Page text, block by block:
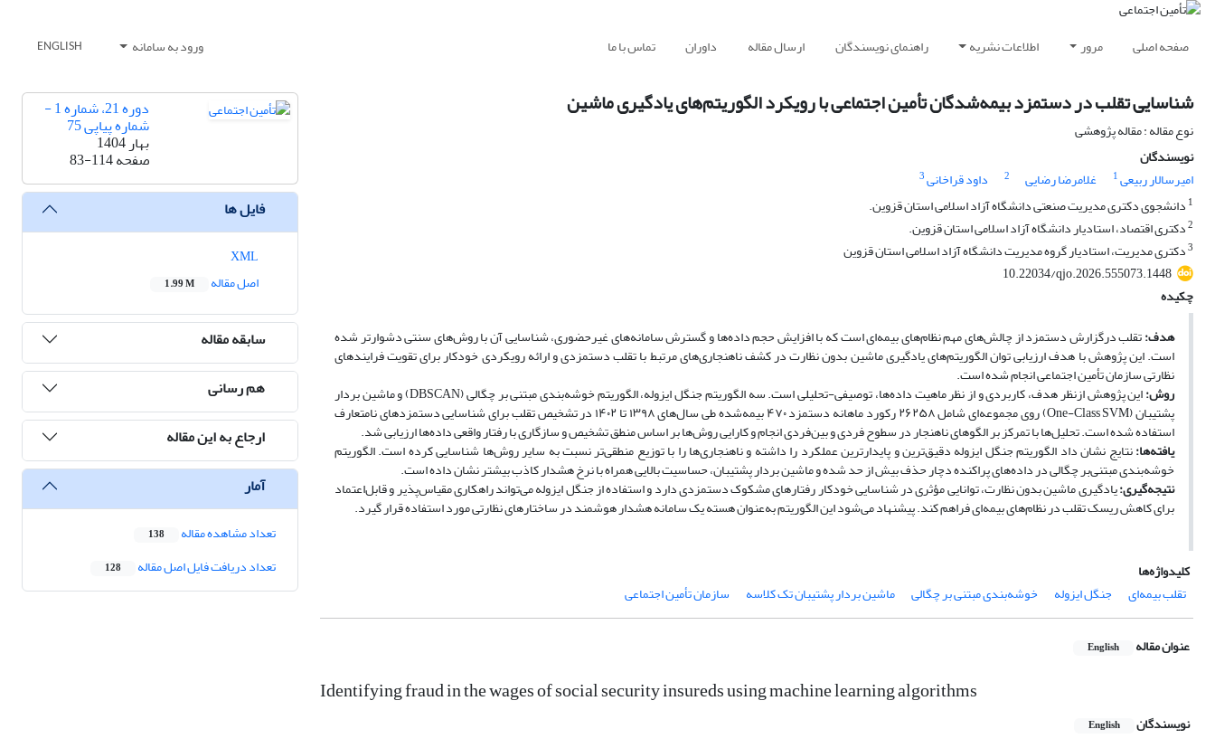
صفحه اصلی مرور اطلاعات نشریه راهنمای نویسندگان ارسال مقاله داوران تماس با ما ورود به سامانه ENGLISH
شناسایی تقلب در دستمزد بیمه‌شدگان تأمین اجتماعی با رویکرد الگوریتم‌های یادگیری ماشین
نوع مقاله : مقاله پژوهشی
نویسندگان
امیرسالار ربیعی1 غلامرضا رضایی 2 داود قراخانی3
1 دانشجوی دکتری مدیریت صنعتی دانشگاه آزاد اسلامی استان قزوین.
2دکتری اقتصاد، استادیار دانشگاه آزاد اسلامی استان قزوین.
3دکتری مدیریت، استادیار گروه مدیریت دانشگاه آزاد اسلامی استان قزوین
10.22034/qjo.2026.555073.1448
چکیده
هدف:تقلب درگزارش دستمزد از چالش‌های مهم نظام‌های بیمه‌ای است که با افزایش حجم داده‌ها و گسترش سامانه‌های غیرحضوری، شناسایی آن با روش‌های سنتی دشوارتر شده
است. این پژوهش با هدف ارزیابی توان الگوریتم‌های یادگیری ماشین بدون نظارت در کشف ناهنجاری‌های مرتبط با تقلب دستمزدی و ارائه رویکردی خودکار برای تقویت فرایندهای
نظارتی سازمان تأمین اجتماعی انجام شده است.
روش: این پژوهش ازنظر هدف، کاربردی و از نظر ماهیت داده‌ها، توصیفی-تحلیلی است. سه الگوریتم جنگل ایزوله، الگوریتم خوشه‌بندی مبتنی بر چگالی (DBSCAN) و ماشین بردار
پشتیبان (One-Class SVM) روی مجموعه‌ای شامل ۲۶۲۵۸ رکورد ماهانه دستمزد ۴۷۰ بیمه‌شده طی سال‌های ۱۳۹۸ تا ۱۴۰۲ در تشخیص تقلب برای شناسایی دستمزدهای نامتعارف
استفاده ‌شده است. تحلیل‌ها با تمرکز بر الگوهای ناهنجار در سطوح فردی و بین‌فردی انجام و کارایی روش‌ها بر اساس منطق تشخیص و سازگاری با رفتار واقعی داده‌ها ارزیابی شد.
یافته‌ها:نتایج نشان داد الگوریتم جنگل ایزوله دقیق‌ترین و پایدارترین عملکرد را داشته و ناهنجاری‌ها را با توزیع منطقی‌تر نسبت به سایر روش‌ها شناسایی کرده است. الگوریتم
خوشه‌بندی مبتنی‌بر چگالی در داده‌های پراکنده دچار حذف بیش از حد شده و ماشین بردار پشتیبان، حساسیت بالایی همراه با نرخ هشدار کاذب بیشتر نشان داده است.
نتیجه‌گیری:‌یادگیری ماشین بدون نظارت، توانایی مؤثری در شناسایی خودکار رفتارهای مشکوک دستمزدی دارد و استفاده از جنگل ایزوله می‌تواند راهکاری مقیاس‌پذیر و قابل‌اعتماد
برای کاهش ریسک تقلب در نظام‌های بیمه‌ای فراهم کند. پیشنهاد می‌شود این الگوریتم به‌عنوان هسته یک سامانه هشدار هوشمند در ساختارهای نظارتی مورد استفاده قرار گیرد.
کلیدواژه‌ها
تقلب بیمه‌ای
جنگل ایزوله خوشه‌بندی مبتنی بر چگالی ماشین بردار پشتیبان تک کلاسه سازمان تأمین اجتماعی
عنوان مقاله English
Identifying fraud in the wages of social security insureds using machine learning algorithms
نویسندگان English
دوره 21، شماره 1 -
شماره پیاپی 75
بهار 1404
صفحه83-114
فایل ها
اصل مقاله
1.99 M
سابقه مقاله
هم رسانی
ارجاع به این مقاله
آمار
تعداد مشاهده مقاله 138
تعداد دریافت فایل اصل مقاله 128